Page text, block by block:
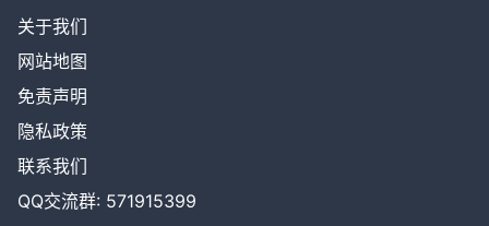
关于我们
网站地图
免责声明
隐私政策
联系我们
QQ交流群: 571915399